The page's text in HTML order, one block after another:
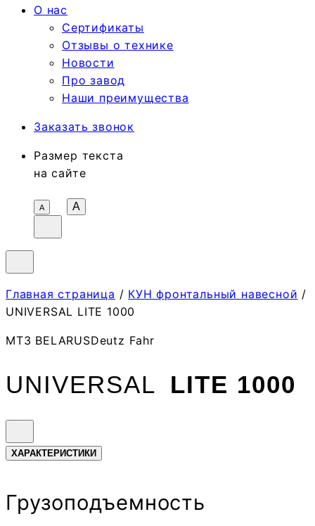
О нас
Сертификаты
Отзывы о технике
Новости
Про завод
Наши преимущества
Заказать звонок
Размер текста
на сайте
А A
Главная страница / КУН фронтальный навесной /
UNIVERSAL LITE 1000
МТЗ BELARUSDeutz Fahr
UNIVERSAL LITE 1000
ХАРАКТЕРИ­СТИКИ
Грузоподъемность